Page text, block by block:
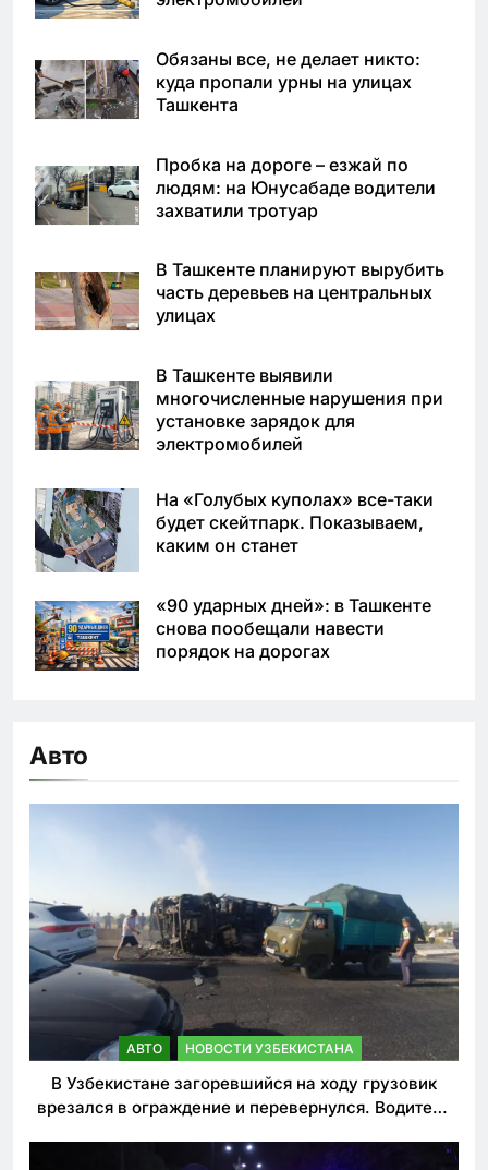
Обязаны все, не делает никто:
куда пропали урны на улицах
Ташкента
Пробка на дороге – езжай по
людям: на Юнусабаде водители
захватили тротуар
В Ташкенте планируют вырубить
часть деревьев на центральных
улицах
В Ташкенте выявили
многочисленные нарушения при
установке зарядок для
электромобилей
На «Голубых куполах» все-таки
будет скейтпарк. Показываем,
каким он станет
«90 ударных дней»: в Ташкенте
снова пообещали навести
порядок на дорогах
Авто
АВТО НОВОСТИ УЗБЕКИСТАНА
В Узбекистане загоревшийся на ходу грузовик
врезался в ограждение и перевернулся. Водитель